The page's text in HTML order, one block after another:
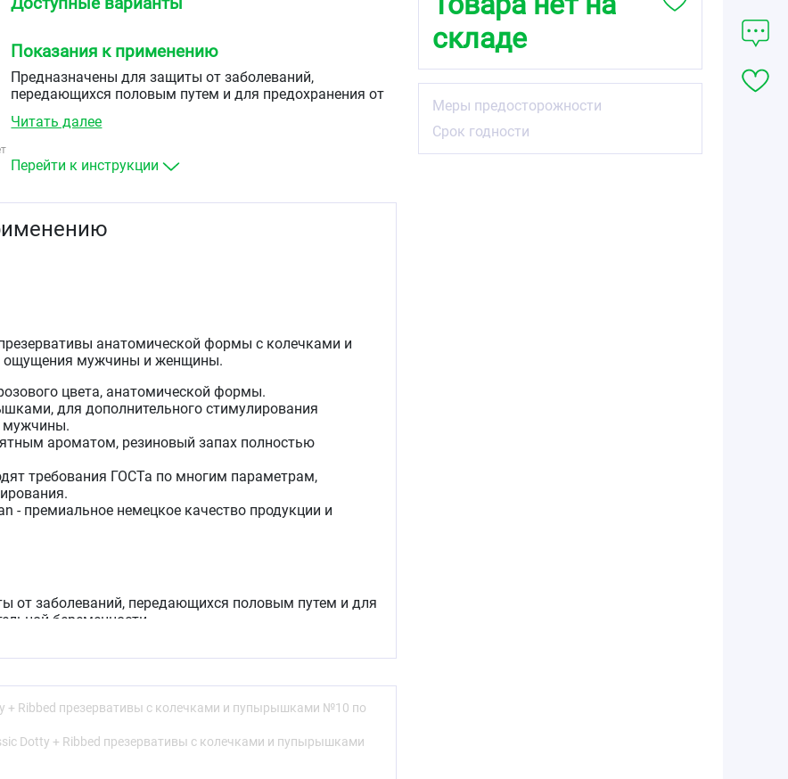
Показания к применению
Предназначены для защиты от заболеваний,
передающихся половым путем и для предохранения от
Читать далее
Перейти к инструкции
анатомической формы с колечками и
ощущения мужчины и женщины.
цвета, анатомической формы.
для дополнительного стимулирования
ароматом, резиновый запах полностью
требования ГОСТа по многим параметрам,
- премиальное немецкое качество продукции и
от заболеваний, передающихся половым путем и для
беременности.
пальцами таким образом, чтобы не повредить
Не используйте для этого острых предметов!
избегайте его повреждения ногтями, зубами,
+ Ribbed презервативы с колечками и пупырышками №10 по
Dotty + Ribbed презервативы с колечками и пупырышками
складе
Меры предосторожности
Срок годности